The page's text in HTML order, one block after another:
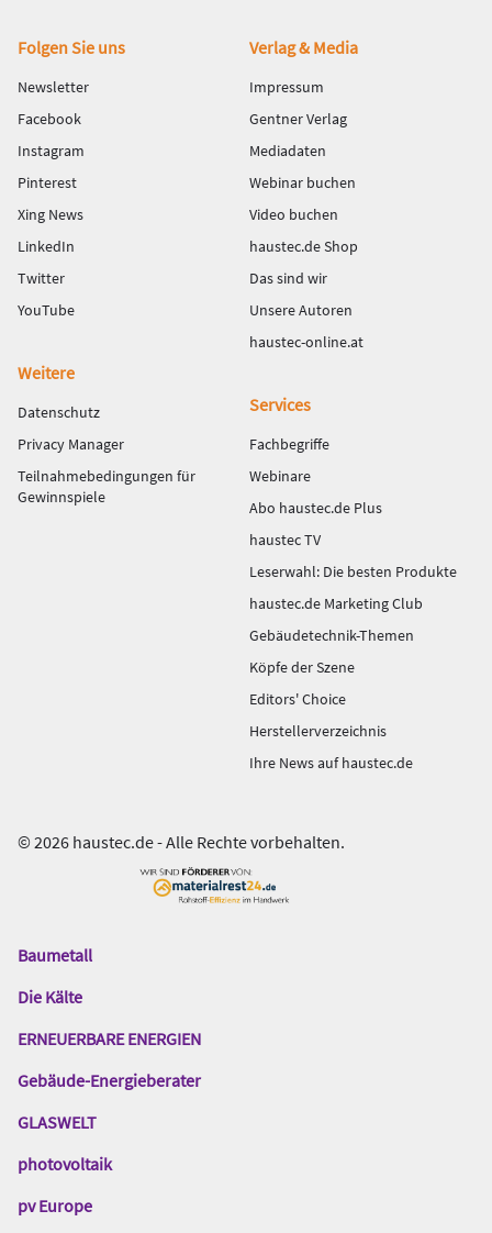
Fußbereich
Folgen Sie uns
Newsletter
Facebook
Instagram
Pinterest
Xing News
LinkedIn
Twitter
YouTube
Verlag & Media
Impressum
Gentner Verlag
Mediadaten
Webinar buchen
Video buchen
haustec.de Shop
Das sind wir
Unsere Autoren
haustec-online.at
Weitere
Datenschutz
Privacy Manager
Teilnahmebedingungen für
Gewinnspiele
Services
Fachbegriffe
Webinare
Abo haustec.de Plus
haustec TV
Leserwahl: Die besten Produkte
haustec.de Marketing Club
Gebäudetechnik-Themen
Köpfe der Szene
Editors' Choice
Herstellerverzeichnis
Ihre News auf haustec.de
© 2026 haustec.de - Alle Rechte vorbehalten.
Das
Gentner
Baumetall
Die Kälte
ERNEUERBARE ENERGIEN
Gebäude-Energieberater
GLASWELT
photovoltaik
pv Europe